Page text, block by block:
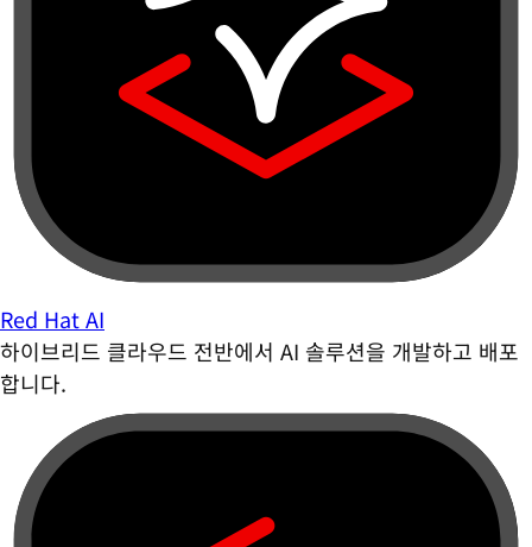
Red Hat AI
하이브리드 클라우드 전반에서 AI 솔루션을 개발하고 배포
합니다.